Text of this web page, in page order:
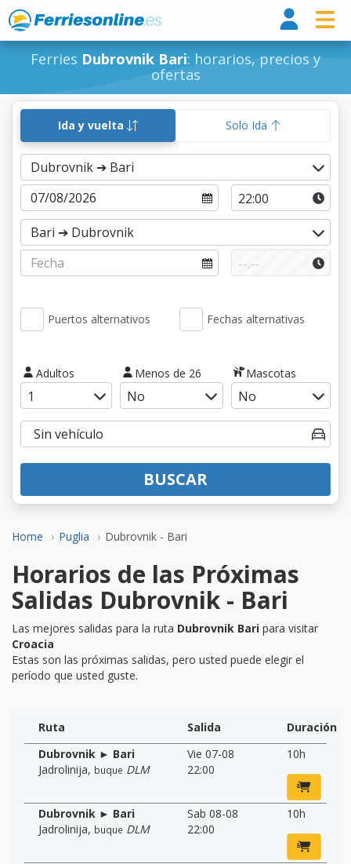
Ferries Dubrovnik Bari: horarios, precios y
ofertas
Home Puglia Dubrovnik - Bari
Ida y vuelta Solo Ida
Puertos alternativos Fechas alternativas
Adultos Menos de 26 Mascotas
BUSCAR
Horarios de las Próximas
Salidas Dubrovnik - Bari
Las mejores salidas para la ruta Dubrovnik Bari para visitar
Croacia
Estas son las próximas salidas, pero usted puede elegir el
período que usted guste.
Ruta Salida
Duración
Dubrovnik ► Bari
Jadrolinija, buque DLM
Vie 07-08
22:00
10h
Dubrovnik ► Bari
Jadrolinija, buque DLM
Sab 08-08
22:00
10h